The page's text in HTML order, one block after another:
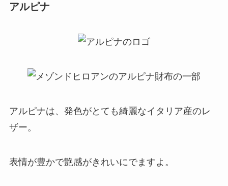
アルピナ
アルピナは、発色がとても綺麗なイタリア産のレ
ザー。
表情が豊かで艶感がきれいにでますよ。